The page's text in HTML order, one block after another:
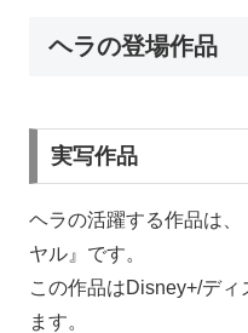
ヘラの登場作品
実写作品
ヘラの活躍する作品は
ヤル』です。
この作品はDisney+/デ
ます。